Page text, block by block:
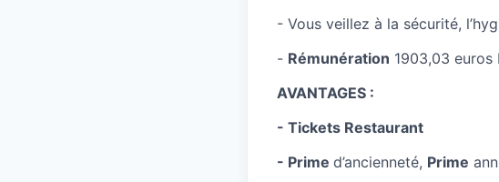
- Vous veillez à la sécurité,
- Rémunération 1903,03
AVANTAGES :
- Tickets Restaurant
- Prime d’ancienneté, Prime